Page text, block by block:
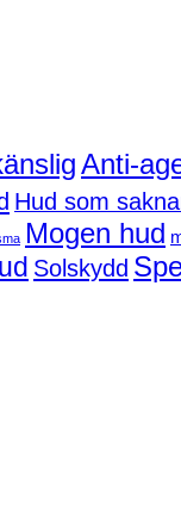
Anti-
Hud som
Mogen hud
Solskydd